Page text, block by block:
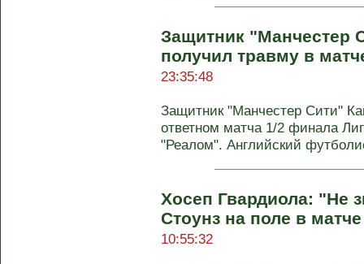
Защитник "Манчестер
получил травму в
23:35:48
Защитник "Манчестер Сити"
ответном матча 1/2 финала
"Реалом". Английский
Хосеп Гвардиола: "Не
Стоунз на поле в
10:55:32